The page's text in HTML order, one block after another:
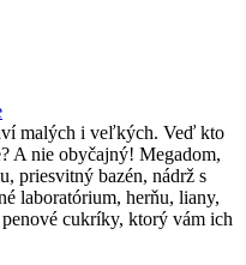
malých i veľkých. Veď kto
A nie obyčajný! Megadom,
priesvitný bazén, nádrž s
laboratórium, herňu, liany,
cukríky, ktorý vám ich